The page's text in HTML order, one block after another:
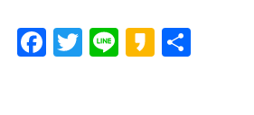
F T Li K